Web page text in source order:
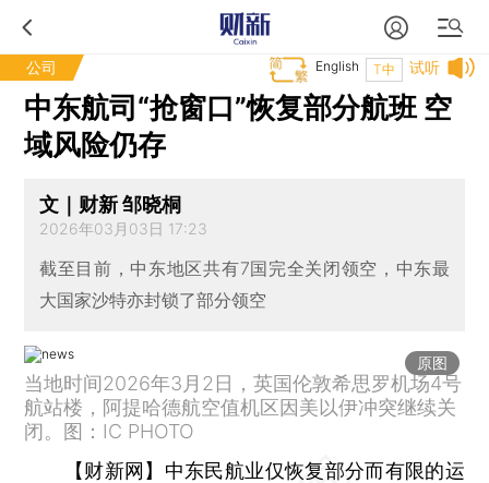
公司 试听
T中
English
中东航司“抢窗口”恢复部分航班 空
域风险仍存
文｜财新 邹晓桐
2026年03月03日 17:23
截至目前，中东地区共有7国完全关闭领空，中东最
大国家沙特亦封锁了部分领空
原图
当地时间2026年3月2日，英国伦敦希思罗机场4号
航站楼，阿提哈德航空值机区因美以伊冲突继续关
闭。图：IC PHOTO
【财新网】 中东民航业仅恢复部分而有限的运